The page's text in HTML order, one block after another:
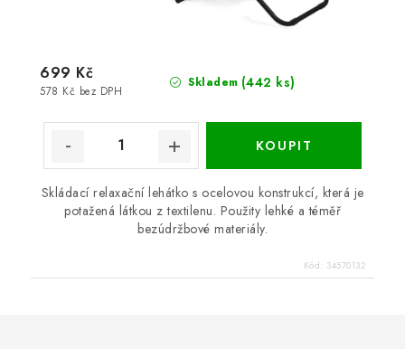
Skladem (442 ks)
578 Kč bez DPH
699 Kč
Skládací relaxační lehátko s ocelovou konstrukcí, která je
potažená látkou z textilenu. Použity lehké a téměř
bezúdržbové materiály.
Kód: 34570132